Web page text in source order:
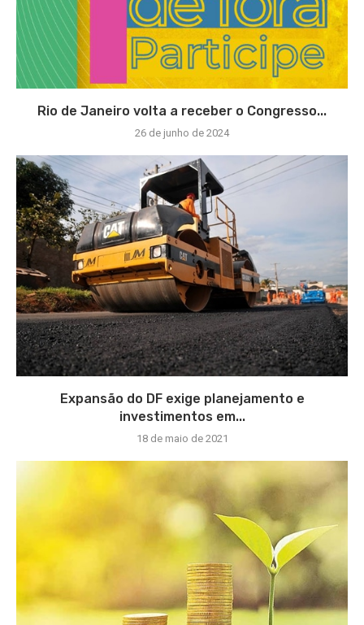
Rio de Janeiro volta a receber o Congresso...
26 de junho de 2024
Expansão do DF exige planejamento e
investimentos em...
18 de maio de 2021